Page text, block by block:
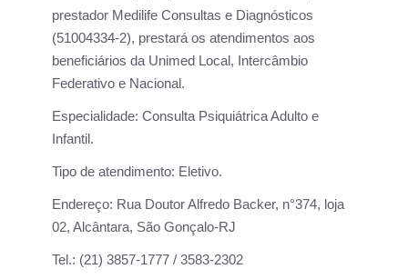
prestador Medilife Consultas e Diagnósticos
(51004334-2), prestará os atendimentos aos
beneficiários da Unimed Local, Intercâmbio
Federativo e Nacional.
Especialidade: Consulta Psiquiátrica Adulto e
Infantil.
Tipo de atendimento: Eletivo.
Endereço: Rua Doutor Alfredo Backer, n°374, loja
02, Alcântara, São Gonçalo-RJ
Tel.: (21) 3857-1777 / 3583-2302